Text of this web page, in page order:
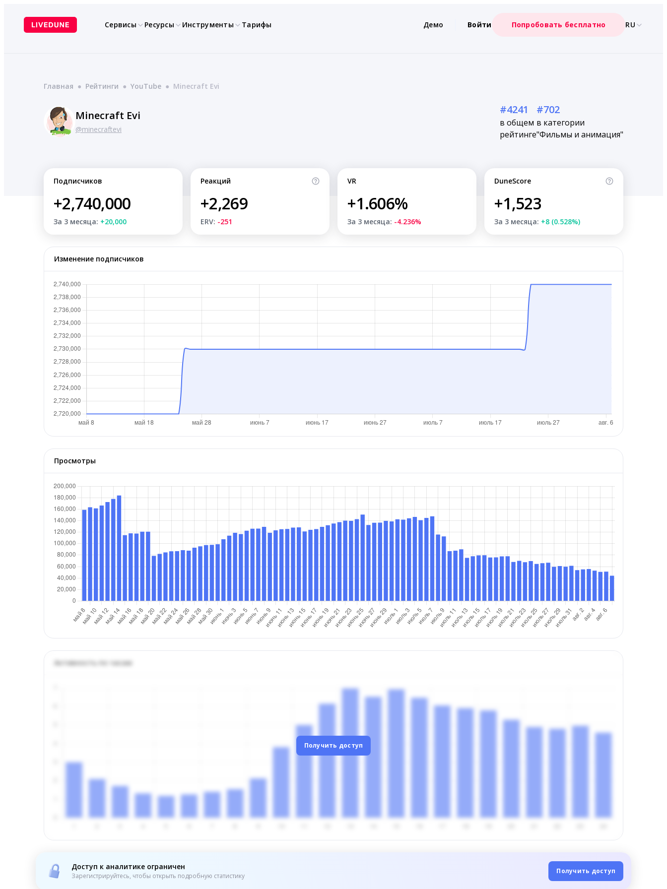
содержимому
Сервисы Ресурсы Инструменты Тарифы Демо Войти Попробовать бесплатно RU
Главная ● Рейтинги ● YouTube ● Minecraft Evi
Minecraft Evi
@minecraftevi
#4241
в общем
рейтинге
#702
в категории
"Фильмы и анимация"
Подписчиков
+2,740,000
За 3 месяца: +20,000
Реакций
+2,269
ERV: -251
VR
+1.606%
За 3 месяца: -4.236%
DuneScore
+1,523
За 3 месяца: +8 (0.528%)
Изменение подписчиков
Просмотры
Активность по часам
Получить доступ
Доступ к аналитике ограничен
Зарегистрируйтесь, чтобы открыть подробную статистику
Получить доступ